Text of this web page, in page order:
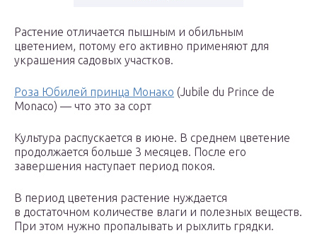
Растение отличается пышным и обильным
цветением, потому его активно применяют для
украшения садовых участков.
Роза Юбилей принца Монако (Jubile du Prince de
Monaco) — что это за сорт
Культура распускается в июне. В среднем цветение
продолжается больше 3 месяцев. После его
завершения наступает период покоя.
В период цветения растение нуждается
в достаточном количестве влаги и полезных веществ.
При этом нужно пропалывать и рыхлить грядки.